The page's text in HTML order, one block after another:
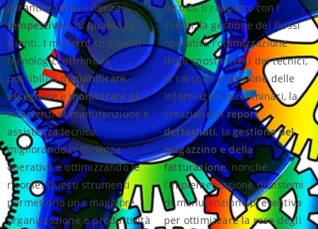
garantire un’assistenza
tempestiva e diqualitàai
clienti. I moderni strumenti
tecnologici offrono la
possibilità dipianificare,
assegnareemonitoraregli
interventi di manutenzione e
assistenza tecnica,
migliorando l’efficienza
operativa e ottimizzando le
risorse. Questi strumenti
permettono una maggiore
organizzazione e produttività
tecnici, il rapporto con i
clienti, la gestione dei flussi
operativi, l’ottimizzazione
degli spostamenti dei tecnici,
la raccolta e gestione delle
informazioni preliminari, la
creazione direport
dettagliati, lagestione del
magazzino e della
fatturazione, nonché
l’implementazione di sistemi
di manutenzione preventiva
per ottimizzare la resa degli